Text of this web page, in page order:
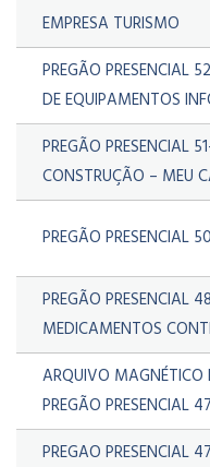
EMPRESA TURISMO
PREGÃO PRESENCIAL
DE EQUIPAMENTOS
PREGÃO PRESENCIAL
CONSTRUÇÃO – MEU
PREGÃO PRESENCIAL
PREGÃO PRESENCIAL
MEDICAMENTOS
ARQUIVO MAGNÉTICO
PREGÃO PRESENCIAL
PREGAO PRESENCIAL